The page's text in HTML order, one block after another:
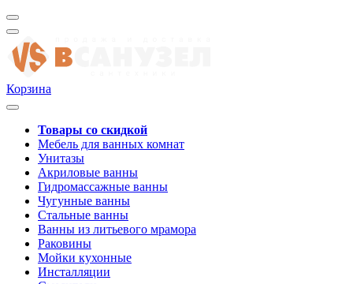
Корзина
Товары со скидкой
Мебель для ванных комнат
Унитазы
Акриловые ванны
Гидромассажные ванны
Чугунные ванны
Стальные ванны
Ванны из литьевого мрамора
Раковины
Мойки кухонные
Инсталляции